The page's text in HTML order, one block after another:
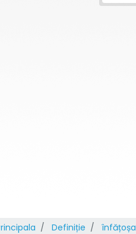
Definiție înfățoșa